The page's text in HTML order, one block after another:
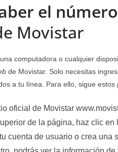
el
Movistar
computadora o cualquier
de Movistar. Solo necesitas
a tu línea. Para ello, sigue estos
oficial de Movistar
de la página, haz clic en
cuenta de usuario o crea una